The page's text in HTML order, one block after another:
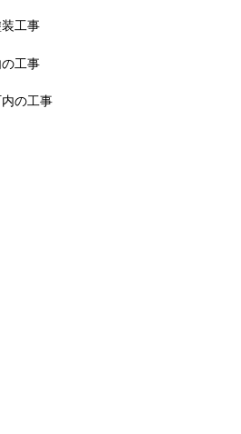
工事
工事
の工事